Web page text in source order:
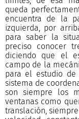
queda
encuentra de la
izquierda, por
para saber la
preciso conocer
diciendo que el
campo de la
para el estudio
sistema de
son siempre los
ventanas como
translación,